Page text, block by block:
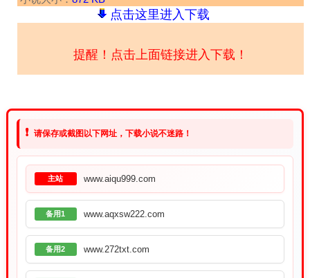
点击这里进入下载
提醒！点击上面链接进入下载！
❗ 请保存或截图以下网址，下载小说不迷路！
主站 www.aiqu999.com
备用1 www.aqxsw222.com
备用2 www.272txt.com